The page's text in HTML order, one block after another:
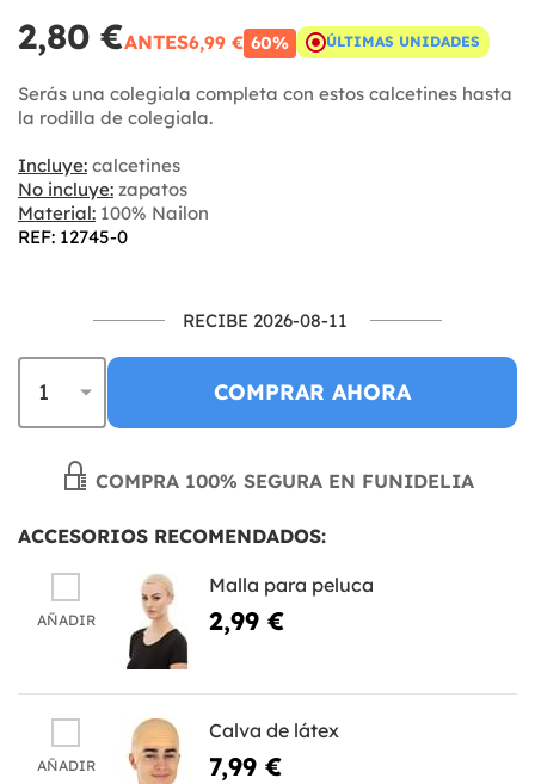
2,80 €ANTES6,99 € 60% ÚLTIMAS UNIDADES
Serás una colegiala completa con estos calcetines hasta
la rodilla de colegiala.
Incluye: calcetines
No incluye: zapatos
Material: 100% Nailon
REF: 12745-0
RECIBE 2026-08-11
COMPRAR AHORA
COMPRA 100% SEGURA EN FUNIDELIA
ACCESORIOS RECOMENDADOS:
AÑADIR
Malla para peluca
2,99 €
AÑADIR
Calva de látex
7,99 €